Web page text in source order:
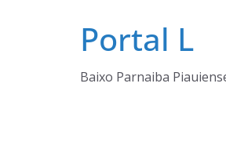
Portal L
Baixo Parnaiba